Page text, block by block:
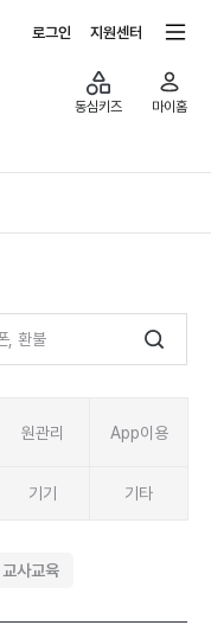
로그인 지원센터
동심키즈 마이홈
원관리 App이용
기기 기타
교사교육